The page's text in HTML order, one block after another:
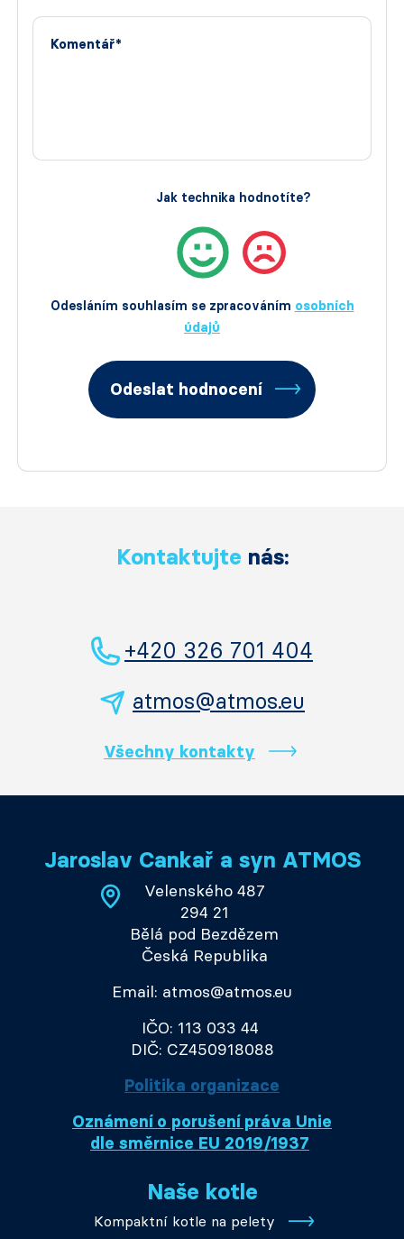
Komentář*
Odesláním souhlasím se zpracováním osobních
údajů
Jak technika hodnotíte?
Odeslat hodnocení
Kontaktujte nás:
+420 326 701 404
atmos@atmos.eu
Všechny kontakty
Jaroslav Cankař a syn ATMOS
Velenského 487
294 21
Bělá pod Bezdězem
Česká Republika
Email: atmos@atmos.eu
IČO: 113 033 44
DIČ: CZ450918088
Politika organizace
Oznámení o porušení práva Unie
dle směrnice EU 2019/1937
Naše kotle
Kompaktní kotle na pelety